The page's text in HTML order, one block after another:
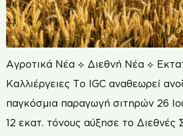
Αγροτικά Νέα ⟡ Διεθνή Νέα ⟡
Καλλιέργειες Το IGC αναθεωρεί
παγκόσμια παραγωγή σιτηρών 26
12 εκατ. τόνους αύξησε το Διεθνές